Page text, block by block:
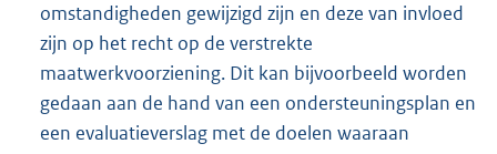
omstandigheden gewijzigd zijn en deze van invloed
zijn op het recht op de verstrekte
maatwerkvoorziening. Dit kan bijvoorbeeld worden
gedaan aan de hand van een ondersteuningsplan en
een evaluatieverslag met de doelen waaraan